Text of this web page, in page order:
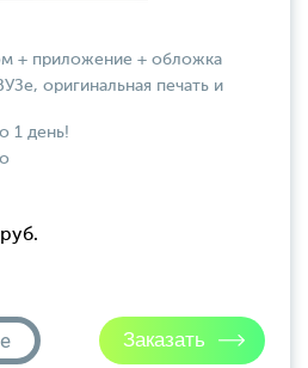
+ приложение + обложка
оригинальная печать и
1 день!
руб.